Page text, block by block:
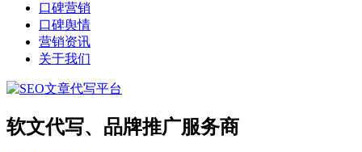
口碑营销
口碑舆情
营销资讯
关于我们
软文代写、品牌推广服务商